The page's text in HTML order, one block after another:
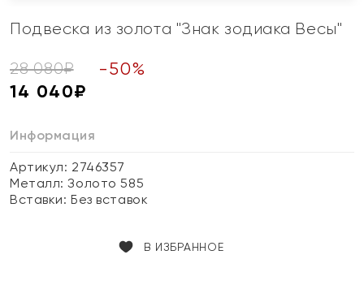
Подвеска из золота "Знак зодиака Весы"
28 080₽ -50%
14 040₽
Информация
Артикул: 2746357
Металл:Золото 585
Вставки:Без вставок
В ИЗБРАННОЕ